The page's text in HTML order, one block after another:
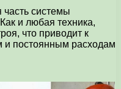
системы
и любая техника,
что приводит к
и постоянным расходам